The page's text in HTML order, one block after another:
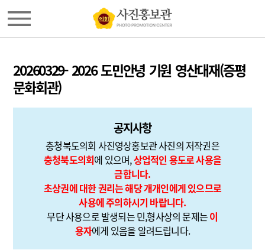
20260329- 2026 도민안녕 기원 영산대재(증평
문화회관)
공지사항
충청북도의회 사진영상홍보관 사진의 저작권은
충청북도의회에 있으며,상업적인 용도로 사용을
금합니다.
초상권에 대한 권리는 해당 개개인에게 있으므로
사용에 주의하시기 바랍니다.
무단 사용으로 발생되는 민,형사상의 문제는이
용자에게 있음을 알려드립니다.